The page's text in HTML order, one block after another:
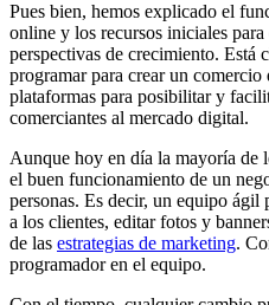
Pues bien, hemos explicado el
online y los recursos iniciales
perspectivas de crecimiento. Está
programar para crear un
plataformas para posibilitar y
comerciantes al mercado digital.
Aunque hoy en día la mayoría de
el buen funcionamiento de un
personas. Es decir, un equipo ágil
a los clientes, editar fotos y
de las estrategias de marketing.
programador en el equipo.